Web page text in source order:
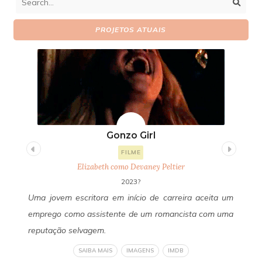
PROJETOS ATUAIS
Gonzo Girl
FILME
Elizabeth como Devaney Peltier
2023?
Uma jovem escritora em início de carreira aceita um
emprego como assistente de um romancista com uma
reputação selvagem.
SAIBA MAIS IMAGENS IMDB